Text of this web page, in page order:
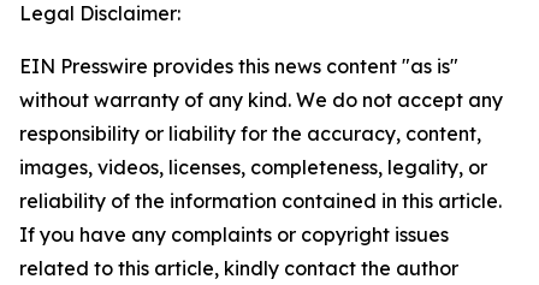
Legal Disclaimer:
EIN Presswire provides this news content "as is"
without warranty of any kind. We do not accept any
responsibility or liability for the accuracy, content,
images, videos, licenses, completeness, legality, or
reliability of the information contained in this article.
If you have any complaints or copyright issues
related to this article, kindly contact the author